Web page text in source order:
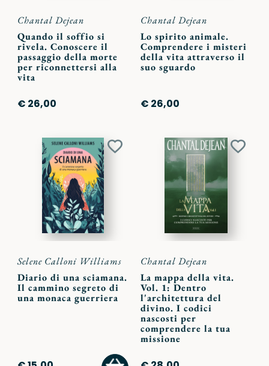
Chantal Dejean
Quando il soffio si
rivela. Conoscere il
passaggio della morte
per riconnettersi alla
vita
€ 26,00
Chantal Dejean
Lo spirito animale.
Comprendere i misteri
della vita attraverso il
suo sguardo
€ 26,00
Aggiungi
Selene Calloni Williams
Diario di una sciamana.
Il cammino segreto di
una monaca guerriera
AGGIUNGI
Chantal Dejean
La mappa della vita.
Vol. 1: Dentro
l'architettura del
divino. I codici
nascosti per
comprendere la tua
missione